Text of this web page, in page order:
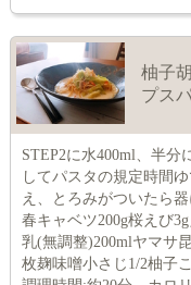
柚子
プス
STEP2に水400ml、半
してパスタの規定時間
え、とろみがついたら器
春キャベツ200g桜えび
乳(無調整)200mlヤマサ
枚麹味噌小さじ1/2柚子